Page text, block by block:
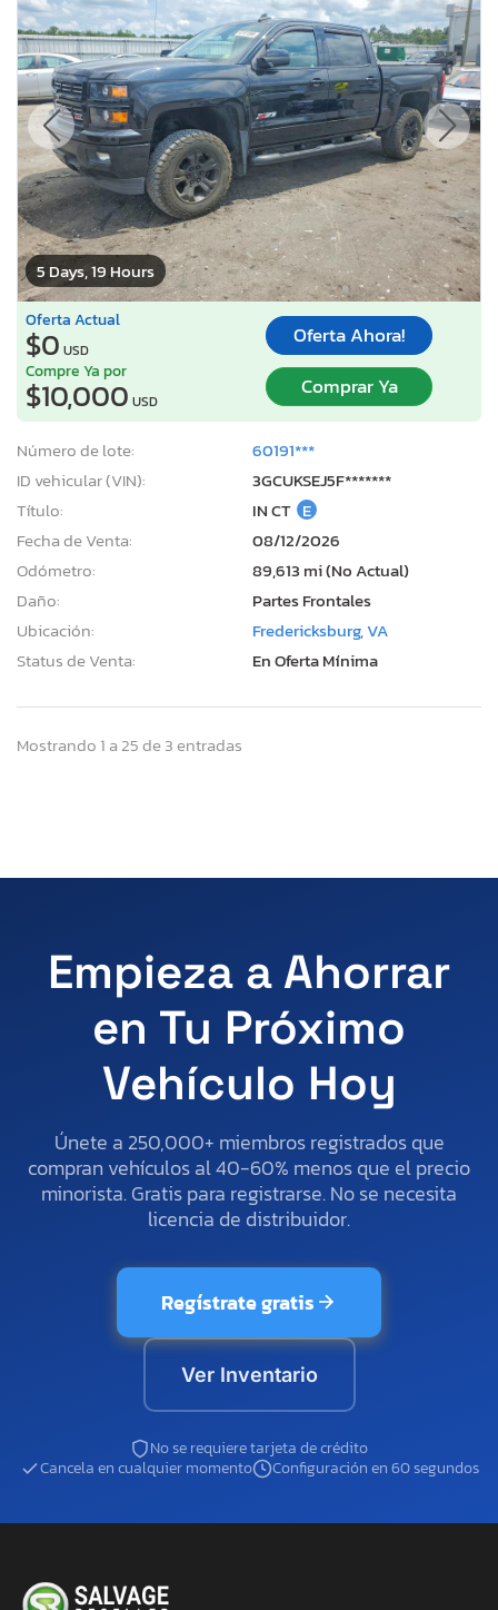
5 Days, 19 Hours
Oferta Actual
$0 USD
Oferta Ahora!
Compre Ya por
$10,000 USD
Comprar Ya
Número de lote:
60191***
ID vehicular (VIN):
3GCUKSEJ5F*******
Título:
IN CT E
Fecha de Venta:
08/12/2026
Odómetro:
89,613 mi (No Actual)
Daño:
Partes Frontales
Ubicación:
Fredericksburg, VA
Status de Venta:
En Oferta Mínima
Mostrando 1 a 25 de 3 entradas
Empieza a Ahorrar
en Tu Próximo
Vehículo Hoy
Únete a 250,000+ miembros registrados que
compran vehículos al 40-60% menos que el precio
minorista. Gratis para registrarse. No se necesita
licencia de distribuidor.
Regístrate gratis
Ver Inventario
No se requiere tarjeta de crédito
Cancela en cualquier momento
Configuración en 60 segundos